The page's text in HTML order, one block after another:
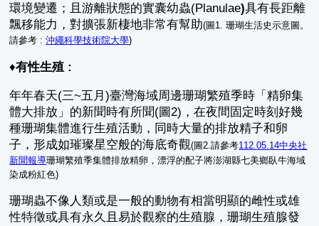
環境變遷；且游離狀態的實囊幼蟲(Planulae)具有長距離
飄移能力，對擴張新棲地非常有幫助(圖1. 珊瑚生活史示意圖。
請參考 :沖繩科學技術院大學)
♦有性生殖 :
年年春天(三~五月)臺灣海域周邊珊瑚繁殖季時「精卵集
體大排放」的新聞時有所聞(圖2)，在夜間固定時刻好幾
種珊瑚集體進行生殖活動，同時大量的排放精子和卵
子，形成如璀璨星空般的海底奇觀(圖2.請參考112.05.14中央社
新聞報導珊瑚繁殖季集體排放精卵，漂浮的配子將澎湖縣七美鄉臥牛海域
染成粉紅色)
珊瑚蟲不像人類或是一般的動物有相當明顯的雌性或雄
性特徵或具有永久且易於觀察的生殖腺，珊瑚生殖腺發